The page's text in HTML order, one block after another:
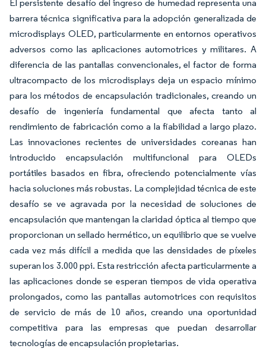
El persistente desafío del ingreso de humedad representa una
barrera técnica significativa para la adopción generalizada de
microdisplays OLED, particularmente en entornos operativos
adversos como las aplicaciones automotrices y militares. A
diferencia de las pantallas convencionales, el factor de forma
ultracompacto de los microdisplays deja un espacio mínimo
para los métodos de encapsulación tradicionales, creando un
desafío de ingeniería fundamental que afecta tanto al
rendimiento de fabricación como a la fiabilidad a largo plazo.
Las innovaciones recientes de universidades coreanas han
introducido encapsulación multifuncional para OLEDs
portátiles basados en fibra, ofreciendo potencialmente vías
hacia soluciones más robustas. La complejidad técnica de este
desafío se ve agravada por la necesidad de soluciones de
encapsulación que mantengan la claridad óptica al tiempo que
proporcionan un sellado hermético, un equilibrio que se vuelve
cada vez más difícil a medida que las densidades de píxeles
superan los 3.000 ppi. Esta restricción afecta particularmente a
las aplicaciones donde se esperan tiempos de vida operativa
prolongados, como las pantallas automotrices con requisitos
de servicio de más de 10 años, creando una oportunidad
competitiva para las empresas que puedan desarrollar
tecnologías de encapsulación propietarias.